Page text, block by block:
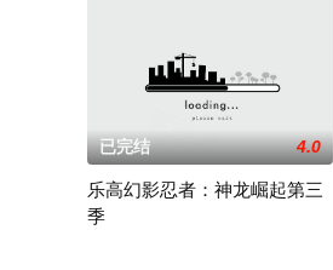
已完结 4.0
乐高幻影忍者：神龙崛起第三
季